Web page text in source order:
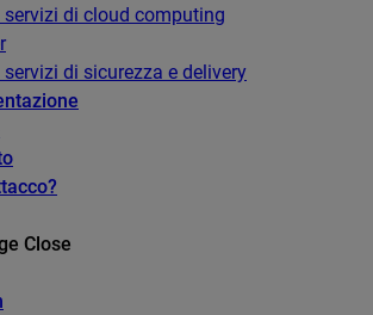
servizi di cloud computing
di sicurezza e delivery
Close